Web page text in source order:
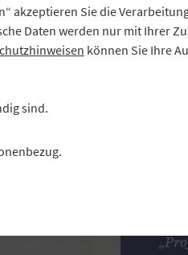
Wie
akzeptieren Sie die
Daten werden nur mit Ihrer
können Sie Ihre
sind.